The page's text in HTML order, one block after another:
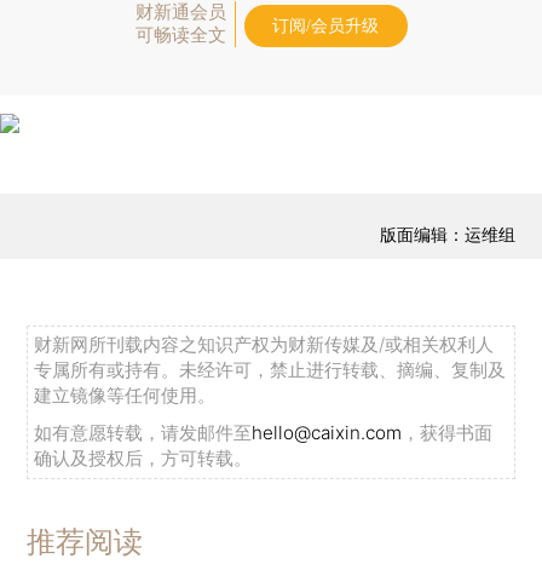
财新通会员
可畅读全文
订阅/会员升级
版面编辑：运维组
财新网所刊载内容之知识产权为财新传媒及/或相关权利人
专属所有或持有。未经许可，禁止进行转载、摘编、复制及
建立镜像等任何使用。
如有意愿转载，请发邮件至hello@caixin.com ，获得书面
确认及授权后，方可转载。
推荐阅读